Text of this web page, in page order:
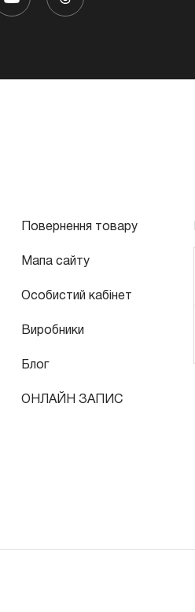
Повернення товару
Мапа сайту
Особистий кабінет
Виробники
Блог
ОНЛАЙН ЗАПИС